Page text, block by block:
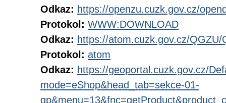
Odkaz: https://openzu.cuzk.gov.cz/
Protokol: WWW:DOWNLOAD
Odkaz: https://atom.cuzk.gov.cz/QGZU/
Protokol: atom
Odkaz: https://geoportal.cuzk.gov.cz/
mode=eShop&head_tab=sekce-01-